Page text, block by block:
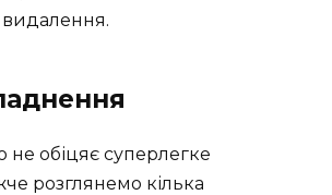
видалення.
не обіцяє суперлегке
розглянемо кілька